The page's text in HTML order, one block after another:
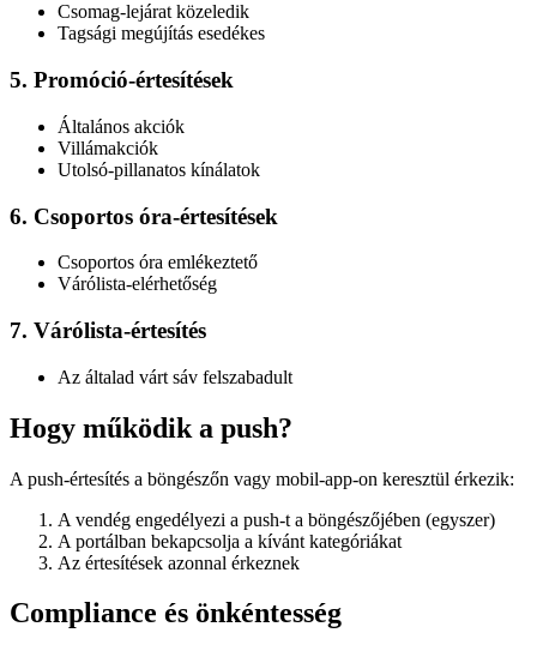
Csomag-lejárat közeledik
Tagsági megújítás esedékes
5. Promóció-értesítések
Általános akciók
Villámakciók
Utolsó-pillanatos kínálatok
6. Csoportos óra-értesítések
Csoportos óra emlékeztető
Várólista-elérhetőség
7. Várólista-értesítés
Az általad várt sáv felszabadult
Hogy működik a push?
A push-értesítés a böngészőn vagy mobil-app-on keresztül érkezik:
A vendég engedélyezi a push-t a böngészőjében (egyszer)
A portálban bekapcsolja a kívánt kategóriákat
Az értesítések azonnal érkeznek
Compliance és önkéntesség